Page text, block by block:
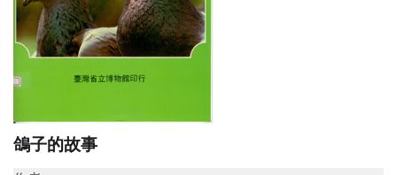
參
觀
資
訊
展
鴿子的故事